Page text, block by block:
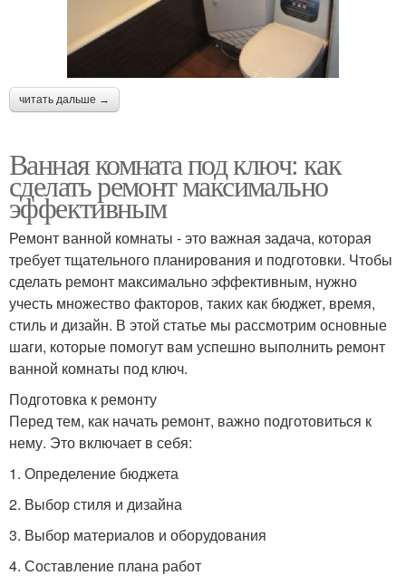
читать дальше →
Ванная комната под ключ: как
сделать ремонт максимально
эффективным
Ремонт ванной комнаты - это важная задача, которая
требует тщательного планирования и подготовки. Чтобы
сделать ремонт максимально эффективным, нужно
учесть множество факторов, таких как бюджет, время,
стиль и дизайн. В этой статье мы рассмотрим основные
шаги, которые помогут вам успешно выполнить ремонт
ванной комнаты под ключ.
Подготовка к ремонту
Перед тем, как начать ремонт, важно подготовиться к
нему. Это включает в себя:
1. Определение бюджета
2. Выбор стиля и дизайна
3. Выбор материалов и оборудования
4. Составление плана работ